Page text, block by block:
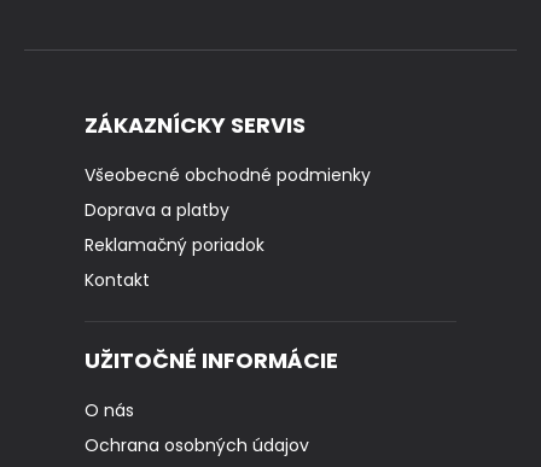
ZÁKAZNÍCKY SERVIS
Všeobecné obchodné podmienky
Doprava a platby
Reklamačný poriadok
Kontakt
UŽITOČNÉ INFORMÁCIE
O nás
Ochrana osobných údajov